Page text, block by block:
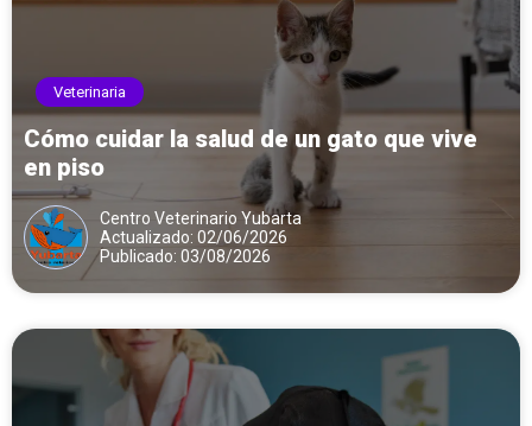
Veterinaria
Cómo cuidar la salud de un gato que vive
en piso
Centro Veterinario Yubarta
Actualizado: 02/06/2026
Publicado: 03/08/2026